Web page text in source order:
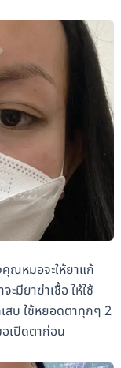
คุณหมอจะให้ยาแก้
มียาฆ่าเชื้อ ให้ใช้
สบ ใช้หยอดตาทุกๆ 2
เปิดตาก่อน